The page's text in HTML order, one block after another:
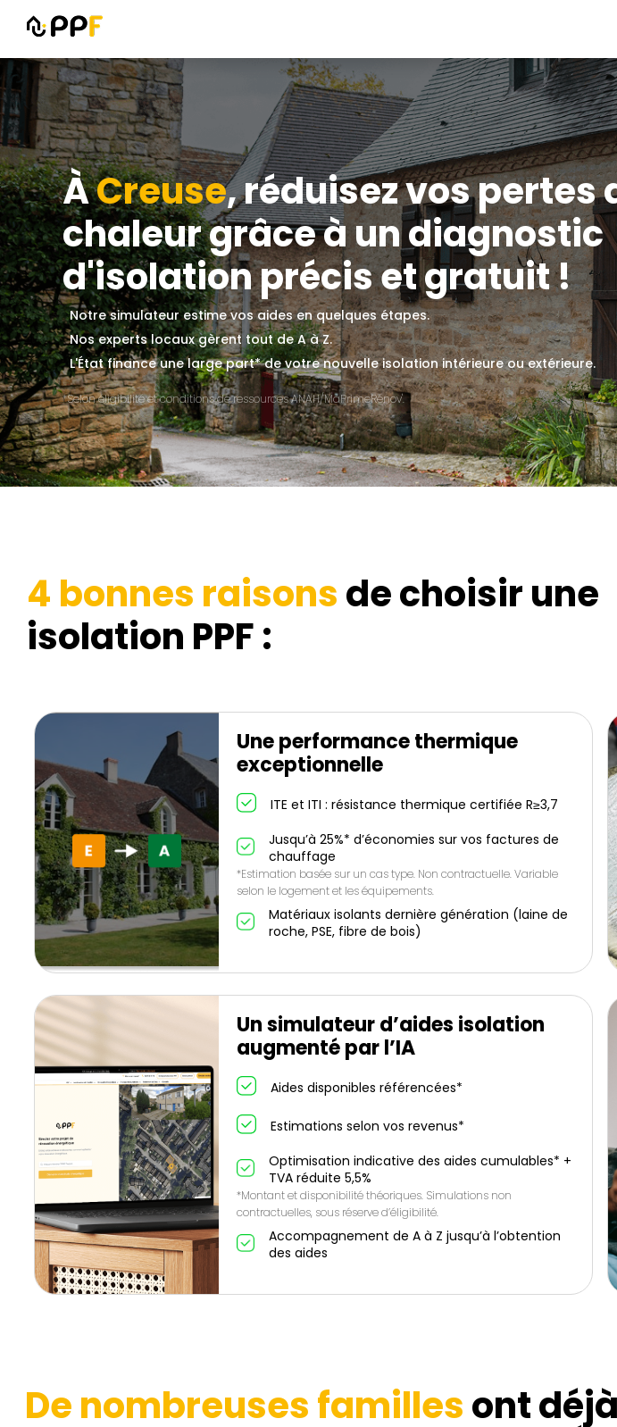
ÀCreuse, réduisez vos pertes
chaleur grâce à un diagnostic
d'isolation précis et gratuit !
Notre simulateur estime vos aides en quelques étapes.
Nos experts locaux gèrent tout de A à Z.
L'État finance une large part* de votre nouvelle isolation intérieure ou extérieure.
*Selon éligibilité et conditions de ressources ANAH/MaPrimeRénov'.
4 bonnes raisonsde choisir une
isolation PPF :
Une performance thermique
exceptionnelle
ITE et ITI : résistance thermique certifiée R≥3,7
Jusqu’à 25%* d’économies sur vos factures de
chauffage
*Estimation basée sur un cas type. Non contractuelle. Variable
selon le logement et les équipements.
Matériaux isolants dernière génération (laine de
roche, PSE, fibre de bois)
Un simulateur d’aides isolation
augmenté par l’IA
Aides disponibles référencées*
Estimations selon vos revenus*
Optimisation indicative des aides cumulables* +
TVA réduite 5,5%
*Montant et disponibilité théoriques. Simulations non
contractuelles, sous réserve d’éligibilité.
Accompagnement de A à Z jusqu’à l’obtention
des aides
De nombreuses famillesont déjà